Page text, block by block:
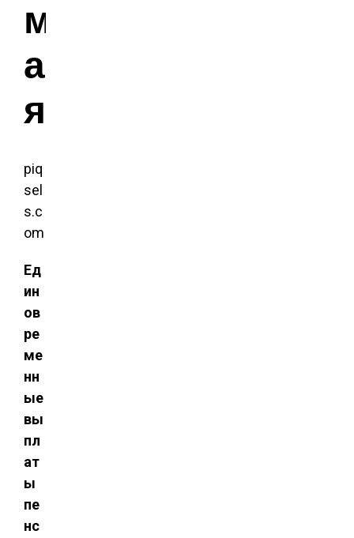
м
а
я
piq
sel
s.c
om
Ед
ин
ов
ре
ме
нн
ые
вы
пл
ат
ы
пе
нс